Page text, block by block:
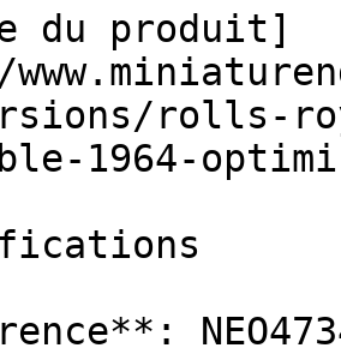
du produit]
rolls-
1964-